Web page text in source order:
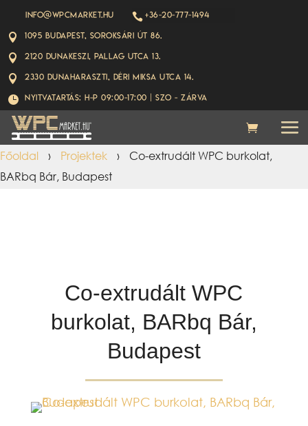
info@wpcmarket.hu  +36-20-777-1494
 1095 Budapest, Soroksári út 86.
 2120 Dunakeszi, Pallag utca 13.
 2330 Dunaharaszti, Déri Miksa utca 14.
 Nyitvatartás: H-P 09:00-17:00 | Szo - ZÁRVA
Főoldal › Projektek ›
Co-extrudált WPC burkolat,
BARbq Bár, Budapest
Co-extrudált WPC
burkolat, BARbq Bár,
Budapest